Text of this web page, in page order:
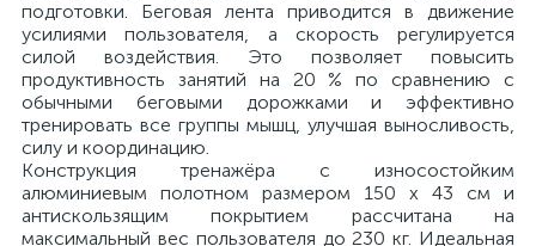
подготовки. Беговая лента приводится в движение
усилиями пользователя, а скорость регулируется
силой воздействия. Это позволяет повысить
продуктивность занятий на 20 % по сравнению с
обычными беговыми дорожками и эффективно
тренировать все группы мышц, улучшая выносливость,
силу и координацию.
Конструкция тренажёра с износостойким
алюминиевым полотном размером 150 x 43 см и
антискользящим покрытием рассчитана на
максимальный вес пользователя до 230 кг. Идеальная